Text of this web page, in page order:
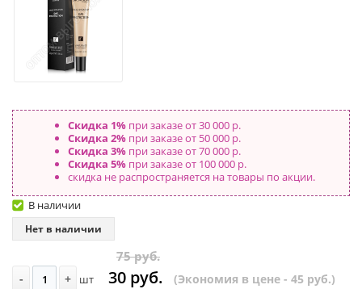
Скидка 1%при заказе от 30 000 р.
Скидка 2%при заказе от 50 000 р.
Скидка 3%при заказе от 70 000 р.
Скидка 5%при заказе от 100 000 р.
скидка не распространяется на товары по акции.
В наличии
Нет в наличии
- + шт
75 руб.
30 руб. (Экономия в цене - 45 руб.)